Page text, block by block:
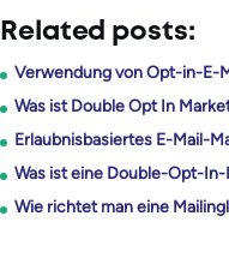
Related posts:
Verwendung von Opt-in-E-
Was ist Double Opt In
Erlaubnisbasiertes E-Mail-
Was ist eine Double-Opt-
Wie richtet man eine